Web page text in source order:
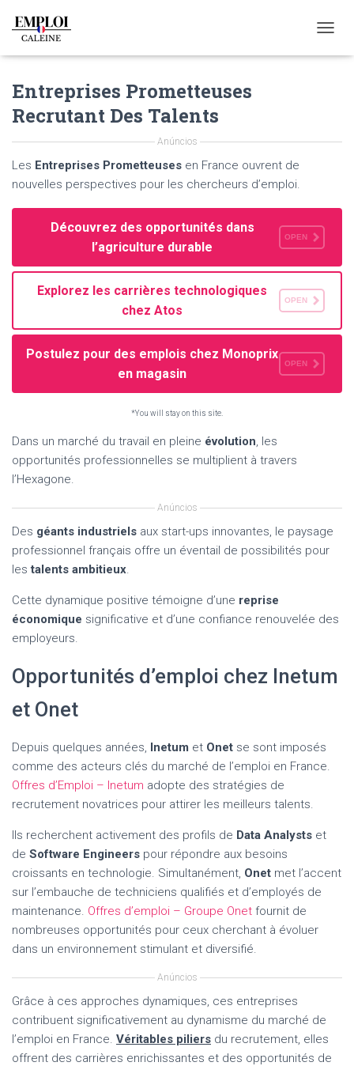
O
A
N
Entreprises Prometteuses
Recrutant Des Talents
Anúncios
Les Entreprises Prometteuses en France ouvrent de
nouvelles perspectives pour les chercheurs d’emploi.
Découvrez des opportunités dans
l’agriculture durable
OPEN
Explorez les carrières technologiques
chez Atos
OPEN
Postulez pour des emplois chez Monoprix
en magasin
OPEN
*You will stay on this site.
Dans un marché du travail en pleine évolution, les
opportunités professionnelles se multiplient à travers
l’Hexagone.
Anúncios
Des géants industriels aux start-ups innovantes, le paysage
professionnel français offre un éventail de possibilités pour
lestalents ambitieux.
Cette dynamique positive témoigne d’une reprise
économique significative et d’une confiance renouvelée des
employeurs.
Opportunités d’emploi chez Inetum
et Onet
Depuis quelques années, Inetum et Onet se sont imposés
comme des acteurs clés du marché de l’emploi en France.
Offres d’Emploi – Inetum adopte des stratégies de
recrutement novatrices pour attirer les meilleurs talents.
Ils recherchent activement des profils de Data Analysts et
de Software Engineers pour répondre aux besoins
croissants en technologie. Simultanément, Onet met l’accent
sur l’embauche de techniciens qualifiés et d’employés de
maintenance. Offres d’emploi – Groupe Onet fournit de
nombreuses opportunités pour ceux cherchant à évoluer
dans un environnement stimulant et diversifié.
Anúncios
Grâce à ces approches dynamiques, ces entreprises
contribuent significativement au dynamisme du marché de
l’emploi en France. Véritables piliers du recrutement, elles
offrent des carrières enrichissantes et des opportunités de